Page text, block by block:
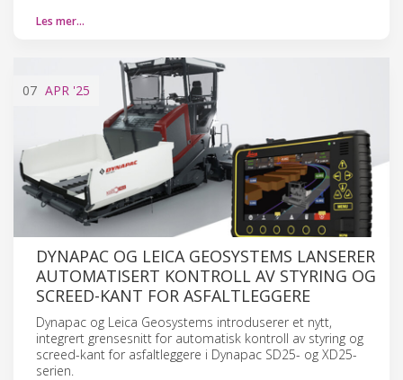
Les mer…
07 APR '25
DYNAPAC OG LEICA GEOSYSTEMS LANSERER
AUTOMATISERT KONTROLL AV STYRING OG
SCREED-KANT FOR ASFALTLEGGERE
Dynapac og Leica Geosystems introduserer et nytt,
integrert grensesnitt for automatisk kontroll av styring og
screed-kant for asfaltleggere i Dynapac SD25- og XD25-
serien.